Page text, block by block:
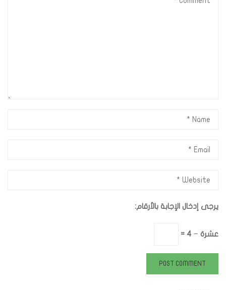
يرجى إدخال الإجابة بالأرقام:
عشرة − 4 =